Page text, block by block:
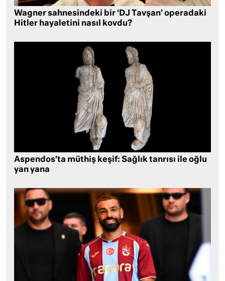
Wagner sahnesindeki bir ‘DJ Tavşan’ operadaki
Hitler hayaletini nasıl kovdu?
Aspendos’ta müthiş keşif: Sağlık tanrısı ile oğlu
yan yana